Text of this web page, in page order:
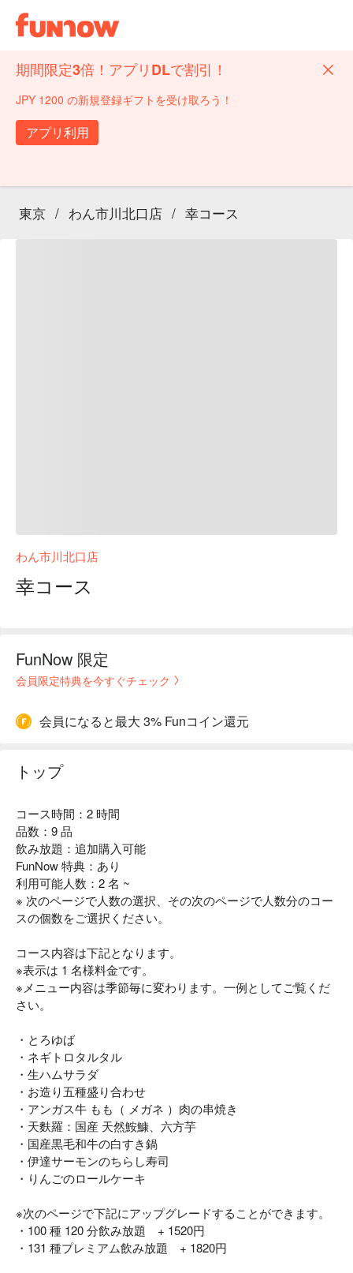
期間限定3倍！アプリDLで割引！
JPY 1200 の新規登録ギフトを受け取ろう！
アプリ利用
東京 / わん市川北口店 / 幸コース
わん市川北口店
幸コース
FunNow 限定
会員限定特典を今すぐチェック
会員になると最大 3% Funコイン還元
トップ
コース時間：2 時間
品数：9 品
飲み放題：追加購入可能
FunNow 特典：あり
利用可能人数：2 名 ~
※ 次のページで人数の選択、その次のページで人数分のコー
スの個数をご選択ください。
コース内容は下記となります。
※表示は 1 名様料金です。
※メニュー内容は季節毎に変わります。一例としてご覧くだ
さい。
・とろゆば
・ネギトロタルタル
・生ハムサラダ
・お造り五種盛り合わせ
・アンガス牛 もも（ メガネ ）肉の串焼き
・天麩羅：国産 天然鮟鱇、六方芋
・国産黒毛和牛の白すき鍋
・伊達サーモンのちらし寿司
・りんごのロールケーキ
※次のページで下記にアップグレードすることができます。
・100 種 120 分飲み放題 + 1520円
・131 種プレミアム飲み放題 + 1820円